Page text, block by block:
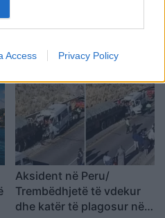
Access Privacy Policy
Azinë, mbi 1,300 fluturime
anulohen dhe më shumë
se 400 mijë banorë
Aksident në Peru/
Trembëdhjetë të vdekur
dhe katër të plagosur në